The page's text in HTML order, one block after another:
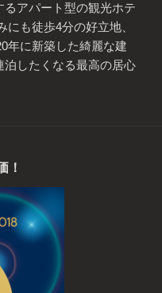
るアパート型の観光ホテ
も徒歩4分の好立地、
年に新築した綺麗な建
したくなる最高の居心
！